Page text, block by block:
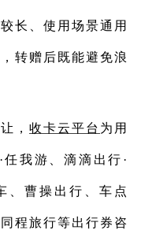
长、使用场景通用
转赠后既能避免浪
， 收卡云平台 为用
我游、滴滴出行·
、曹操出行、车点
程旅行等出行券咨